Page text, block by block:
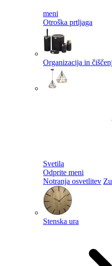
meni
Otroška prtljaga
Organizacija in
Svetila
Odprite meni
Notranja osvetlitev
Stenska ura